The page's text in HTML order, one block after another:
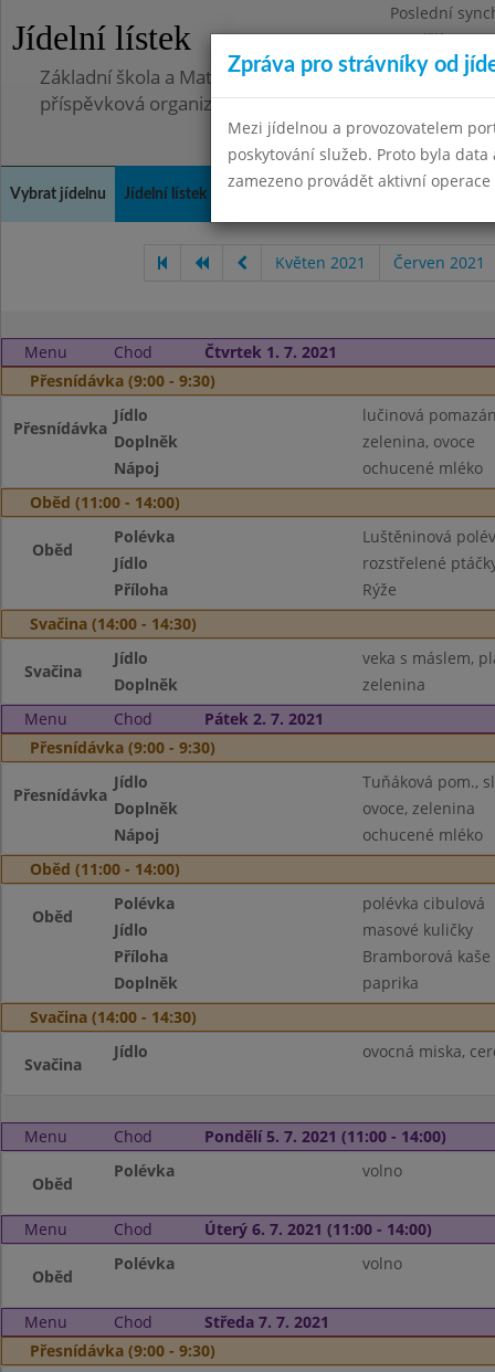
Jídelní lístek
Poslední
Pondělí
Základní škola a Mateřská škola Telnice, okres Brno-
příspěvková organizace
Vybrat jídelnu Jídelní lístek Kontakty a informace
Květen 2021 Červen 2021
Menu Chod
Čtvrtek 1. 7. 2021
Přesnídávka (9:00 - 9:30)
Přesnídávka
Jídlo
lučinová
Doplněk
zelenina, ovoce
Nápoj
ochucené mléko
Oběd (11:00 - 14:00)
Oběd
Polévka
Luštěninová
Jídlo
rozstřelené
Příloha
Rýže
Svačina (14:00 - 14:30)
Svačina
Jídlo
veka s máslem,
Doplněk
zelenina
Menu
Chod
Pátek 2. 7. 2021
Přesnídávka (9:00 - 9:30)
Přesnídávka
Jídlo
Tuňáková pom.,
Doplněk
ovoce, zelenina
Nápoj
ochucené mléko
Oběd (11:00 - 14:00)
Oběd
Polévka
polévka cibulová
Jídlo
masové kuličky
Příloha
Bramborová kaše
Doplněk
paprika
Svačina (14:00 - 14:30)
Svačina
Jídlo ovocná miska,
Menu Chod Pondělí 5. 7. 2021 (11:00 - 14:00)
Oběd
Polévka volno
Menu Chod Úterý 6. 7. 2021 (11:00 - 14:00)
Oběd
Polévka volno
Menu Chod
Středa 7. 7. 2021
Přesnídávka (9:00 - 9:30)
Zpráva pro strávníky od
Mezi jídelnou a provozovatelem
poskytování služeb. Proto byla
zamezeno provádět aktivní